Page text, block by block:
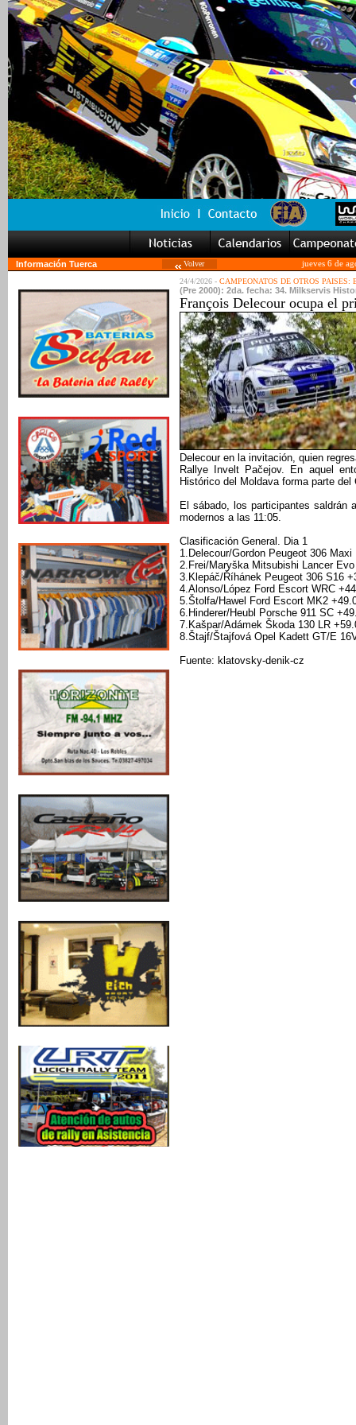
Información Tuerca Volver
jueves 6 de
24/4/2026 - CAMPEONATOS DE OTROS PAISES:
(Pre 2000): 2da. fecha: 34. Milkservis
François Delecour ocupa el
Delecour en la invitación, quien
Rallye Invelt Pačejov. En aquel
Histórico del Moldava forma parte
El sábado, los participantes
modernos a las 11:05.
Clasificación General. Dia 1
1.Delecour/Gordon Peugeot 306 Maxi
2.Frei/Maryška Mitsubishi Lancer
3.Klepáč/Říhánek Peugeot 306 S16
4.Alonso/López Ford Escort WRC
5.Štolfa/Hawel Ford Escort MK2
6.Hinderer/Heubl Porsche 911 SC
7.Kašpar/Adámek Škoda 130 LR
8.Štajf/Štajfová Opel Kadett GT/E
Fuente: klatovsky-denik-cz